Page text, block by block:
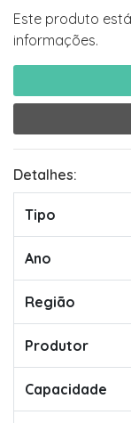
Este produto
informações.
Detalhes:
Tipo
Ano
Região
Produtor
Capacidade